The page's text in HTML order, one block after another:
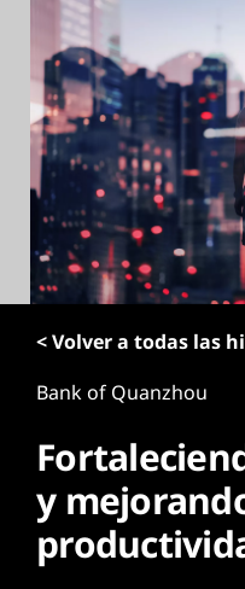
d
o
< Volver a todas las
Bank of Quanzhou
y